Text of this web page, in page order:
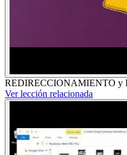
REDIRECCIONAMIENTO y
Ver lección relacionada